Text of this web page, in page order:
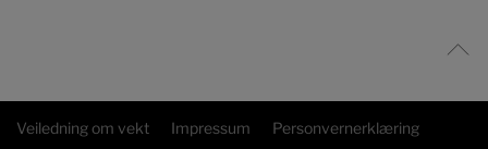
Veiledning om vekt Impressum Personvernerklæring